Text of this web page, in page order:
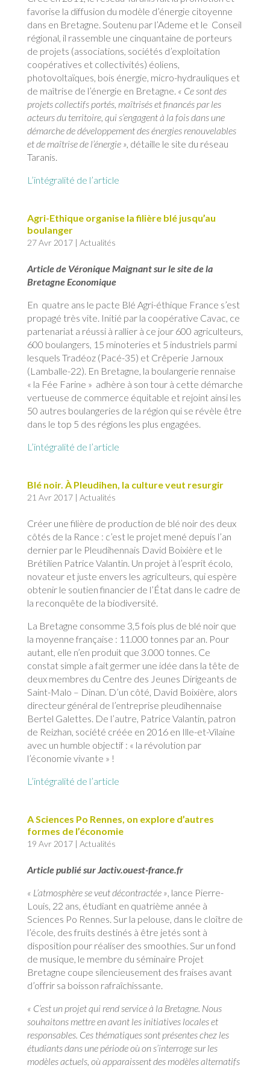
favorise la diffusion du modèle d’énergie citoyenne
dans en Bretagne. Soutenu par l’Ademe et le Conseil
régional, il rassemble une cinquantaine de porteurs
de projets (associations, sociétés d’exploitation
coopératives et collectivités) éoliens,
photovoltaïques, bois énergie, micro-hydrauliques et
de maîtrise de l’énergie en Bretagne. « Ce sont des
projets collectifs portés, maîtrisés et financés par les
acteurs du territoire, qui s’engagent à la fois dans une
démarche de développement des énergies renouvelables
et de maîtrise de l’énergie », détaille le site du réseau
Taranis.
L’intégralité de l’article
Agri-Ethique organise la filière blé jusqu’au
boulanger
27 Avr 2017| Actualités
Article de Véronique Maignant sur le site de la
Bretagne Economique
En quatre ans le pacte Blé Agri-éthique France s’est
propagé très vite. Initié par la coopérative Cavac, ce
partenariat a réussi à rallier à ce jour 600 agriculteurs,
600 boulangers, 15 minoteries et 5 industriels parmi
lesquels Tradéoz (Pacé-35) et Crêperie Jarnoux
(Lamballe-22). En Bretagne, la boulangerie rennaise
« la Fée Farine » adhère à son tour à cette démarche
vertueuse de commerce équitable et rejoint ainsi les
50 autres boulangeries de la région qui se révèle être
dans le top 5 des régions les plus engagées.
L’intégralité de l’article
Blé noir. À Pleudihen, la culture veut resurgir
21 Avr 2017| Actualités
Créer une filière de production de blé noir des deux
côtés de la Rance : c’est le projet mené depuis l’an
dernier par le Pleudihennais David Boixière et le
Brétilien Patrice Valantin. Un projet à l’esprit écolo,
novateur et juste envers les agriculteurs, qui espère
obtenir le soutien financier de l’État dans le cadre de
la reconquête de la biodiversité.
La Bretagne consomme 3,5 fois plus de blé noir que
la moyenne française : 11.000 tonnes par an. Pour
autant, elle n’en produit que 3.000 tonnes. Ce
constat simple a fait germer une idée dans la tête de
deux membres du Centre des Jeunes Dirigeants de
Saint-Malo – Dinan. D’un côté, David Boixière, alors
directeur général de l’entreprise pleudihennaise
Bertel Galettes. De l’autre, Patrice Valantin, patron
de Reizhan, société créée en 2016 en Ille-et-Vilaine
avec un humble objectif : « la révolution par
l’économie vivante » !
L’intégralité de l’article
A Sciences Po Rennes, on explore d’autres
formes de l’économie
19 Avr 2017| Actualités
Article publié sur Jactiv.ouest-france.fr
« L’atmosphère se veut décontractée », lance Pierre-
Louis, 22 ans, étudiant en quatrième année à
Sciences Po Rennes. Sur la pelouse, dans le cloître de
l’école, des fruits destinés à être jetés sont à
disposition pour réaliser des smoothies. Sur un fond
de musique, le membre du séminaire Projet
Bretagne coupe silencieusement des fraises avant
d’offrir sa boisson rafraîchissante.
« C’est un projet qui rend service à la Bretagne. Nous
souhaitons mettre en avant les initiatives locales et
responsables. Ces thématiques sont présentes chez les
étudiants dans une période où on s’interroge sur les
modèles actuels, où apparaissent des modèles alternatifs